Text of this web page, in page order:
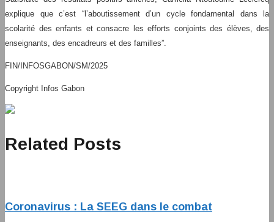
explique que c’est “l’aboutissement d’un cycle fondamental dans la
scolarité des enfants et consacre les efforts conjoints des élèves, des
enseignants, des encadreurs et des familles”.
FIN/INFOSGABON/SM/2025
Copyright Infos Gabon
Related Posts
Coronavirus : La SEEG dans le combat